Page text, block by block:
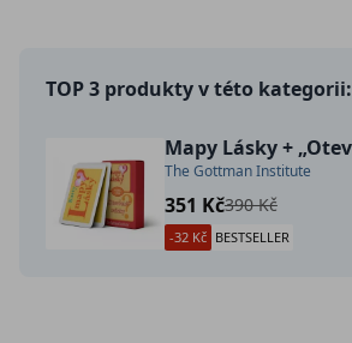
TOP 3 produkty v této kategorii:
The Gottman Institute
351 Kč390 Kč
-32 Kč BESTSELLER